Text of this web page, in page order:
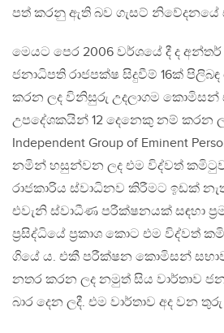
පත් කරනු ඇති බව ගැසට් නිවේදන‍යේ
මෙයට පෙර 2006 වර්ශයේ දී ද
ජනාධිපති රාජපක්ෂ සිදුවීම් 16ක්
කරන ලද විනිසුරු උදලාගම කොමිසන්
උපදේශකයින් 12 දෙනෙකු නම් කරන
Independent Group of Eminent
නමින් හසුන්වන ලද එම විද්වත්
රාජකාරිය ස්වාධිනව කිරීමට ඉඩක්
එවැනි ස්වාධීණ පරීක්ෂනයක් සඳහා
ප්‍රසිද්ධියේ ප්‍රකාශ කොට එම විද්වත්
ගියේ ය. එකී ‍පරීක්ෂන කොමිසන්
නතර කරන ලද නමුත් සිය වාර්තාව
බාර දෙන ලදී. එම වාර්තාව අද වන